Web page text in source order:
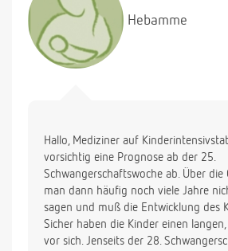
Hebamme
Hallo, Mediziner auf
vorsichtig eine Prognose ab der 25.
Schwangerschaftswoche ab. Über die
man dann häufig noch viele Jahre
sagen und muß die Entwicklung des
Sicher haben die Kinder einen
vor sich. Jenseits der 28.